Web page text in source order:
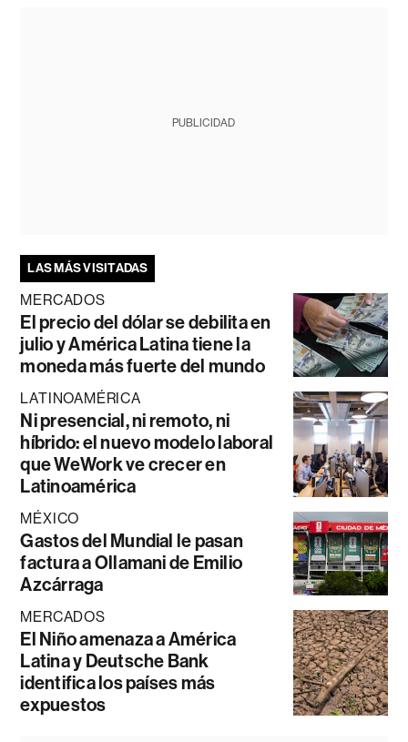
PUBLICIDAD
LAS MÁS VISITADAS
MERCADOS
El precio del dólar se debilita en
julio y América Latina tiene la
moneda más fuerte del mundo
LATINOAMÉRICA
Ni presencial, ni remoto, ni
híbrido: el nuevo modelo laboral
que WeWork ve crecer en
Latinoamérica
MÉXICO
Gastos del Mundial le pasan
factura a Ollamani de Emilio
Azcárraga
MERCADOS
El Niño amenaza a América
Latina y Deutsche Bank
identifica los países más
expuestos